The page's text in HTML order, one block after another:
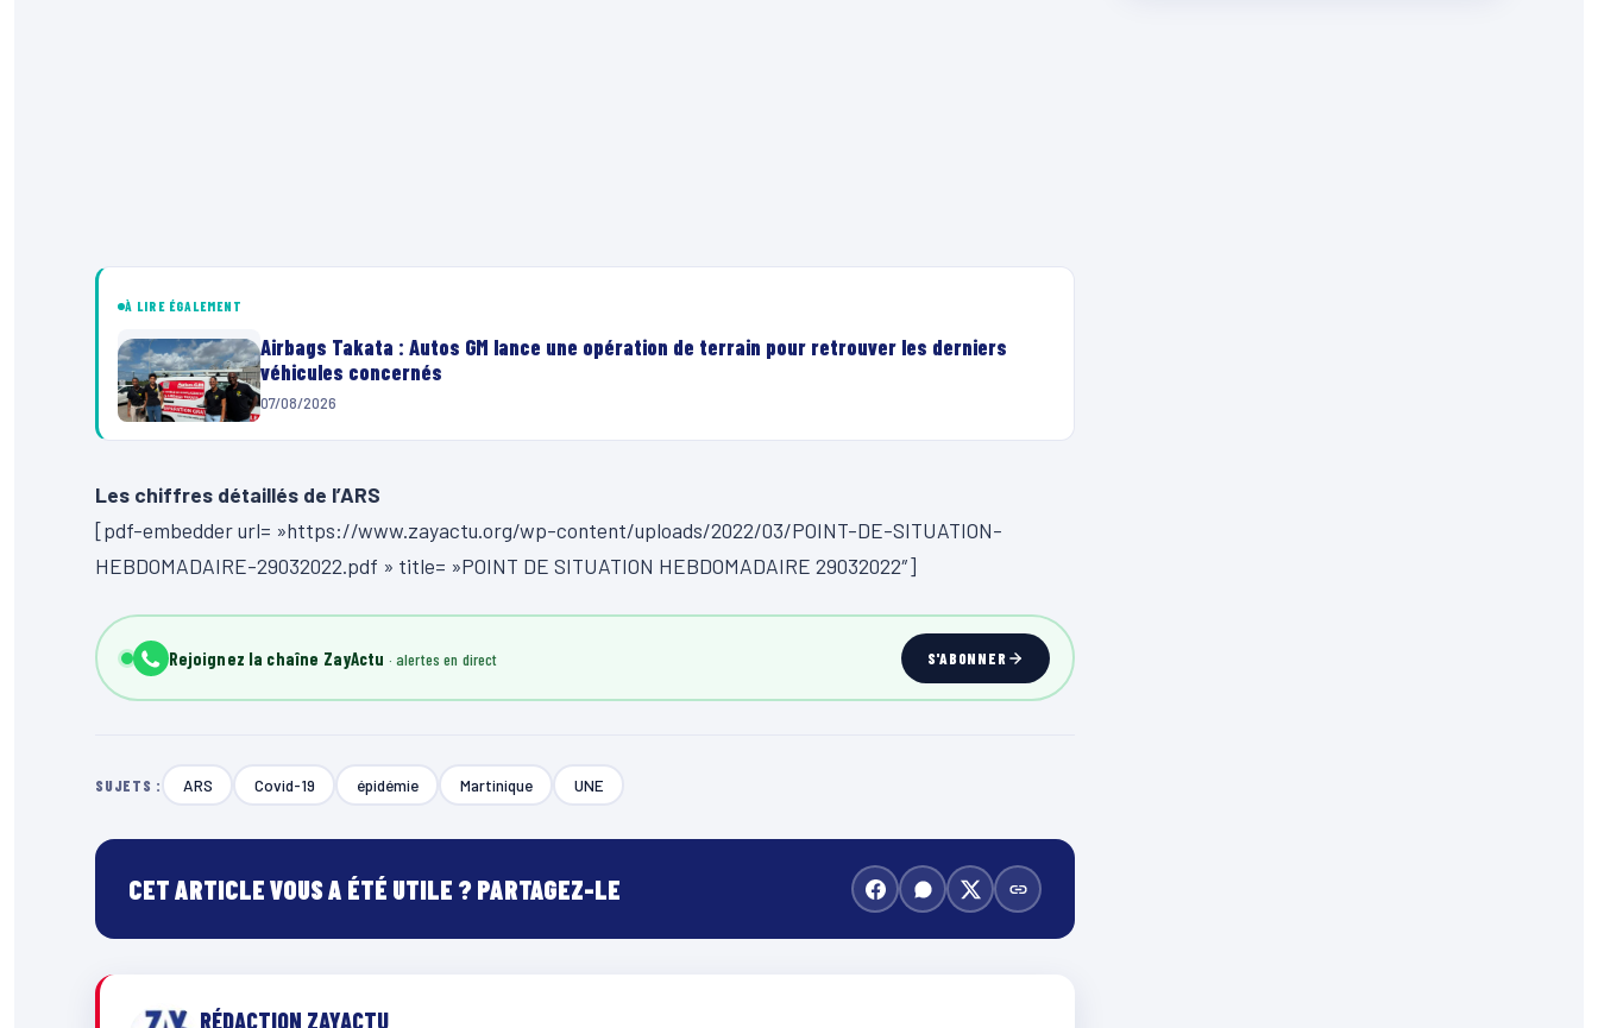
À LIRE ÉGALEMENT
Airbags Takata : Autos GM lance une opération de terrain pour retrouver les derniers
véhicules concernés
07/08/2026
Les chiffres détaillés de l’ARS
[pdf-embedder url= »https://www.zayactu.org/wp-content/uploads/2022/03/POINT-DE-SITUATION-
HEBDOMADAIRE-29032022.pdf » title= »POINT DE SITUATION HEBDOMADAIRE 29032022″]
Rejoignez la chaîne ZayActu S'ABONNER
SUJETS : ARS Covid-19 épidémie Martinique UNE
CET ARTICLE VOUS A ÉTÉ UTILE ? PARTAGEZ-LE
RÉDACTION ZAYACTU